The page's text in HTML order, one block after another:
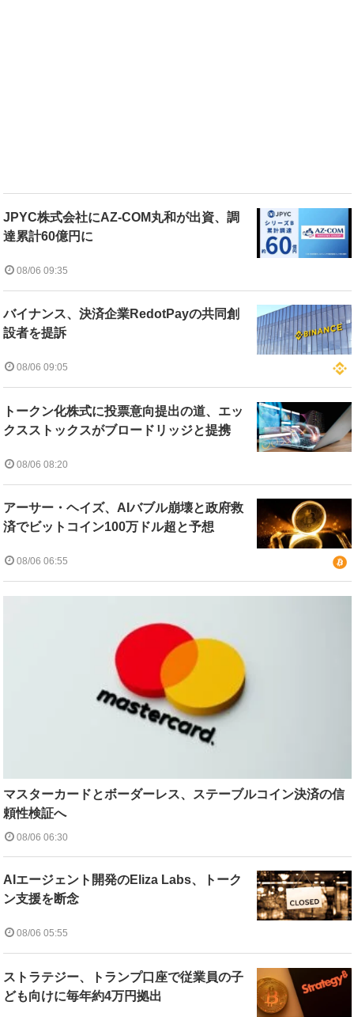
JPYC株式会社にAZ-COM丸和が出資、調
達累計60億円に
08/06 09:35
バイナンス、決済企業RedotPayの共同創
設者を提訴
08/06 09:05
トークン化株式に投票意向提出の道、エッ
クスストックスがブロードリッジと提携
08/06 08:20
アーサー・ヘイズ、AIバブル崩壊と政府救
済でビットコイン100万ドル超と予想
08/06 06:55
マスターカードとボーダーレス、ステーブルコイン決済の信
頼性検証へ
08/06 06:30
AIエージェント開発のEliza Labs、トーク
ン支援を断念
08/06 05:55
ストラテジー、トランプ口座で従業員の子
ども向けに毎年約4万円拠出